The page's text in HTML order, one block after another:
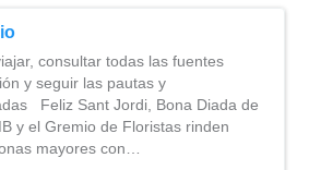
consultar todas las fuentes
y seguir las pautas y
Feliz Sant Jordi, Bona Diada de
y el Gremio de Floristas rinden
mayores con…